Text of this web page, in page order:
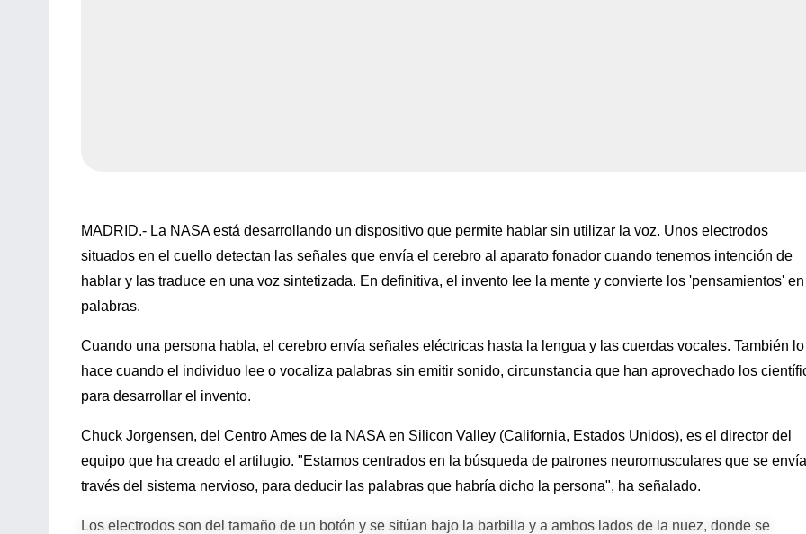
MADRID.- La NASA está desarrollando un dispositivo que permite hablar sin utilizar la voz. Unos electrodos
situados en el cuello detectan las señales que envía el cerebro al aparato fonador cuando tenemos intención de
hablar y las traduce en una voz sintetizada. En definitiva, el invento lee la mente y convierte los 'pensamientos' en
palabras.
Cuando una persona habla, el cerebro envía señales eléctricas hasta la lengua y las cuerdas vocales. También lo
hace cuando el individuo lee o vocaliza palabras sin emitir sonido, circunstancia que han aprovechado los
para desarrollar el invento.
Chuck Jorgensen, del Centro Ames de la NASA en Silicon Valley (California, Estados Unidos), es el director del
equipo que ha creado el artilugio. "Estamos centrados en la búsqueda de patrones neuromusculares que se
través del sistema nervioso, para deducir las palabras que habría dicho la persona", ha señalado.
Los electrodos son del tamaño de un botón y se sitúan bajo la barbilla y a ambos lados de la nuez, donde se